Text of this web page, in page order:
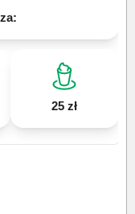
25 zł